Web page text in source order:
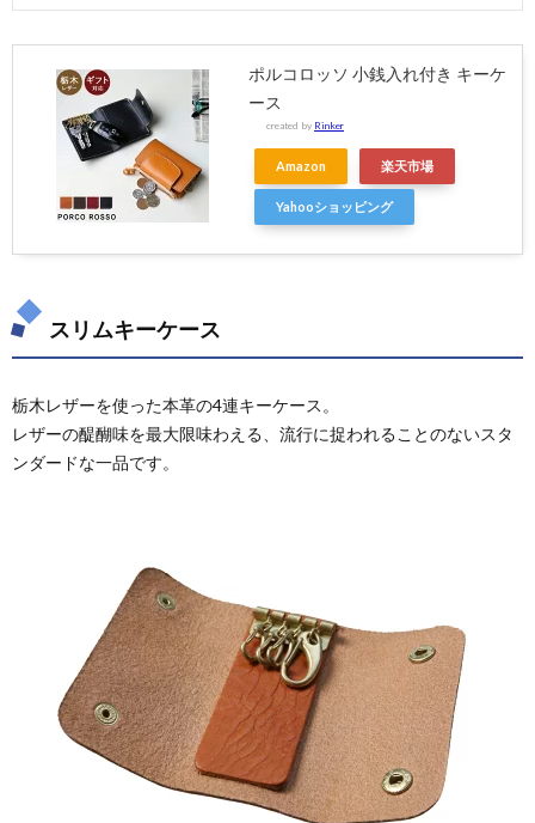
ポルコロッソ 小銭入れ付き キーケ
ース
created by Rinker
Amazon 楽天市場
Yahooショッピング
スリムキーケース
栃木レザーを使った本革の4連キーケース。
レザーの醍醐味を最大限味わえる、流行に捉われることのないスタ
ンダードな一品です。